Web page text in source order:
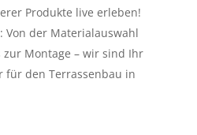
Produkte live erleben!
Von der Materialauswahl
Montage – wir sind Ihr
für den Terrassenbau in